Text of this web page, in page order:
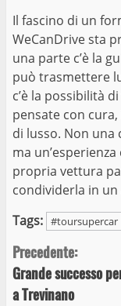
Il fascino di un
WeCanDrive sta
una parte c’è la
può trasmettere
c’è la possibilità
pensate con
di lusso. Non una
ma
propria vettura
condividerla in
Tags: #toursupercar
Continue
Reading
Precedente:
Grande successo
a Trevinano